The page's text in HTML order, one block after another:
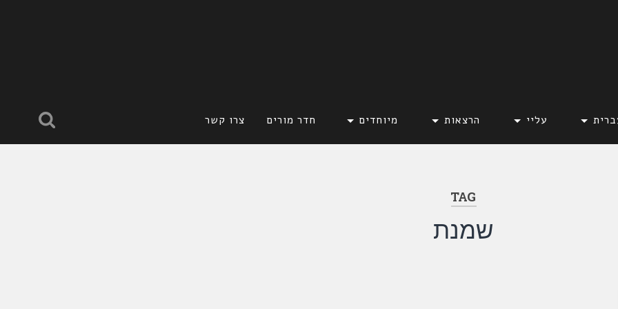
עליי הרצאות מיוחדים חדר מורים צרו קשר
TAG
שמנת